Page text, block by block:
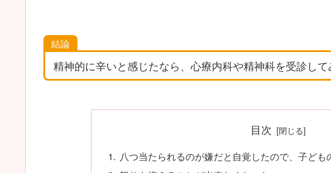
結論
精神的に辛いと感じたなら、心療内科や精神科を受診して
目次
八つ当たられるのが嫌だと自覚したので、子ど